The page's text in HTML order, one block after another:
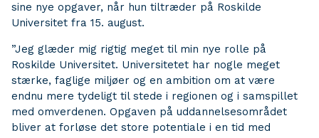
sine nye opgaver, når hun tiltræder på Roskilde
Universitet fra 15. august.
”Jeg glæder mig rigtig meget til min nye rolle på
Roskilde Universitet. Universitetet har nogle meget
stærke, faglige miljøer og en ambition om at være
endnu mere tydeligt til stede i regionen og i samspillet
med omverdenen. Opgaven på uddannelsesområdet
bliver at forløse det store potentiale i en tid med